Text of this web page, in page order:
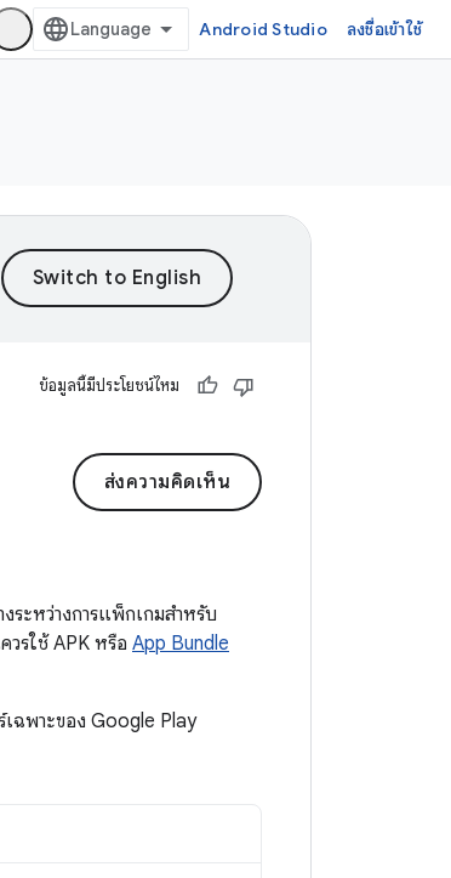
Android Studio ลงชื่อเข้าใช้
ข้อมูลนี้มีประโยชน์ไหม
ส่งความคิดเห็น
ะหว่างการแพ็กเกมสำหรับ
รใช้ APK หรือ App Bundle
ฉพาะของ Google Play